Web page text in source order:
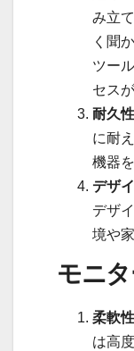
み立
く聞
ツー
セス
耐久性
に耐
機器
デザ
デザ
境や
モニ
柔軟
は高